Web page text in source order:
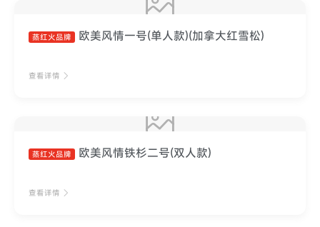
蒸红火品牌 欧美风情一号(单人款)(加拿大红雪松)
查看详情
蒸红火品牌 欧美风情铁杉二号(双人款)
查看详情